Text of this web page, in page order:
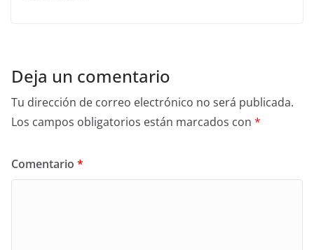
Deja un comentario
Tu dirección de correo electrónico no será publicada.
Los campos obligatorios están marcados con *
Comentario *